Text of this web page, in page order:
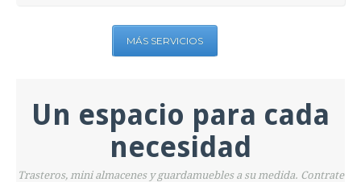
MÁS SERVICIOS
Un espacio para cada
necesidad
Trasteros, mini almacenes y guardamuebles a su medida. Contrate